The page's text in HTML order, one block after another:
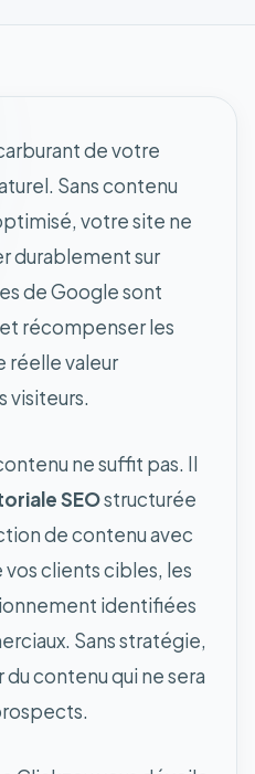
de votre
Sans contenu
votre site ne
durablement sur
de Google sont
récompenser les
réelle valeur
visiteurs.
ne suffit pas. Il
SEOstructurée
de contenu avec
clients cibles, les
identifiées
Sans stratégie,
contenu qui ne sera